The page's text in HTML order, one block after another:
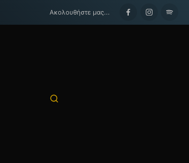
Ακολουθήστε μας...
FacebookInstagramSpotify